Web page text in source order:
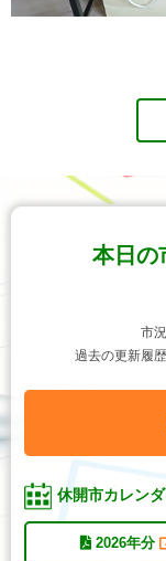
本日の
市
過去の更新履
休開市カレン
2026年分